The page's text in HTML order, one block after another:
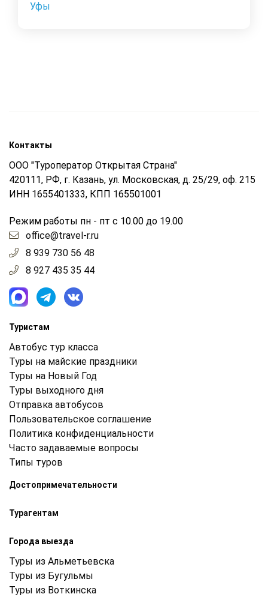
Уфы
Контакты
ООО "Туроператор Открытая Страна"
420111, РФ, г. Казань, ул. Московская, д. 25/29, оф. 215
ИНН 1655401333, КПП 165501001
Режим работы пн - пт с 10.00 до 19.00
office@travel-r.ru
8 939 730 56 48
8 927 435 35 44
Туристам
Автобус тур класса
Туры на майские праздники
Туры на Новый Год
Туры выходного дня
Отправка автобусов
Пользовательское соглашение
Политика конфиденциальности
Часто задаваемые вопросы
Типы туров
Достопримечательности
Турагентам
Города выезда
Туры из Альметьевска
Туры из Бугульмы
Туры из Воткинска